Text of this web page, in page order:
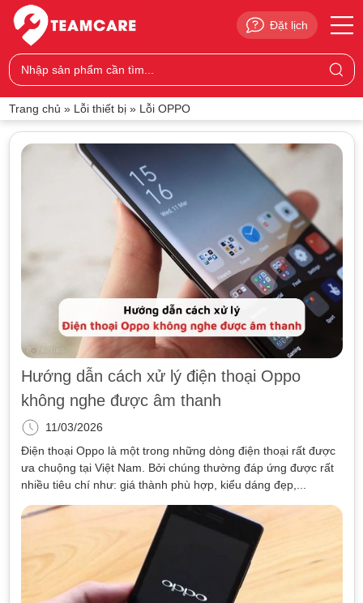
Đặt lịch
Trang chủ » Lỗi thiết bị» Lỗi OPPO
Hướng dẫn cách xử lý điện thoại Oppo
không nghe được âm thanh
11/03/2026
Điện thoại Oppo là một trong những dòng điện thoại rất được
ưa chuộng tại Việt Nam. Bởi chúng thường đáp ứng được rất
nhiều tiêu chí như: giá thành phù hợp, kiểu dáng đẹp,...